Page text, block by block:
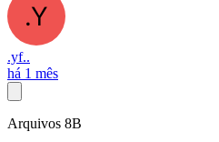
.yf..
há 1 mês
Arquivos 8B